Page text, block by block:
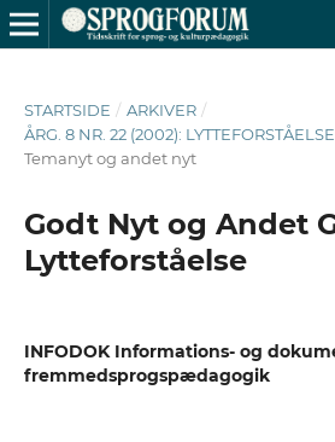
STARTSIDE / ARKIVER /
ÅRG. 8 NR. 22 (2002): LYTTEFORSTÅELSE
Temanyt og andet nyt
Godt Nyt og Andet
Lytteforståelse
INFODOK Informations- og
fremmedsprogspædagogik